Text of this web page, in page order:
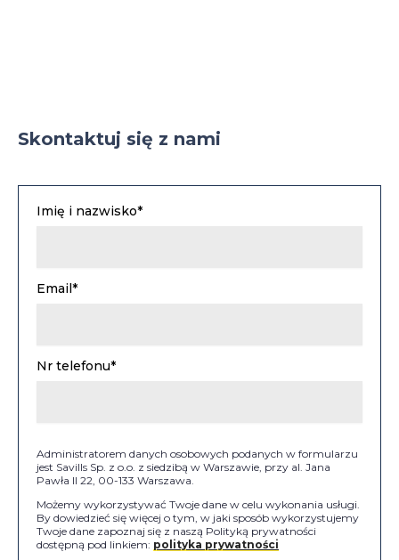
Skontaktuj się z nami
Imię i nazwisko*
Email*
Nr telefonu*
Administratorem danych osobowych podanych w formularzu
jest Savills Sp. z o.o. z siedzibą w Warszawie, przy al. Jana
Pawła II 22, 00-133 Warszawa.
Możemy wykorzystywać Twoje dane w celu wykonania usługi.
By dowiedzieć się więcej o tym, w jaki sposób wykorzystujemy
Twoje dane zapoznaj się z naszą Polityką prywatności
dostępną pod linkiem: polityka prywatności